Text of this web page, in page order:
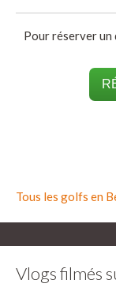
Pour réserver
Tous les golfs en
Vlogs filmés